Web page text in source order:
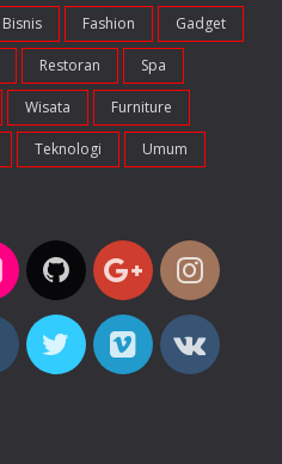
Bisnis Fashion Gadget
Restoran Spa
Wisata Furniture
Teknologi Umum